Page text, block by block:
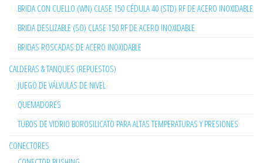
BRIDA CON CUELLO (WN) CLASE 150 CÉDULA 40 (STD) RF DE ACERO INOXIDABLE
BRIDA DESLIZABLE (SO) CLASE 150 RF DE ACERO INOXIDABLE
BRIDAS ROSCADAS DE ACERO INOXIDABLE
CALDERAS & TANQUES (REPUESTOS)
JUEGO DE VÁLVULAS DE NIVEL
QUEMADORES
TUBOS DE VIDRIO BOROSILICATO PARA ALTAS TEMPERATURAS Y PRESIONES
CONECTORES